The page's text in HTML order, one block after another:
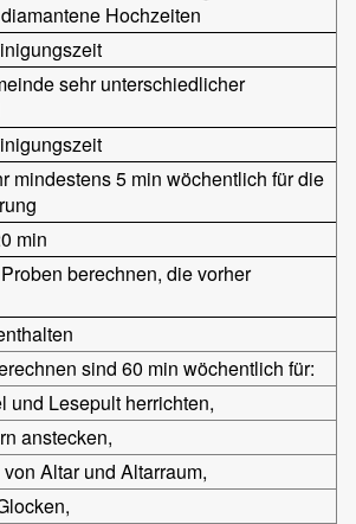
Hochzeiten
sehr unterschiedlicher
mindestens 5 min wöchentlich für die
min
berechnen, die vorher
sind 60 min wöchentlich für:
und Lesepult herrichten,
anstecken,
Altar und Altarraum,